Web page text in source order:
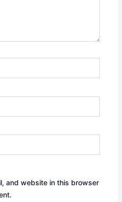
and website in this browser